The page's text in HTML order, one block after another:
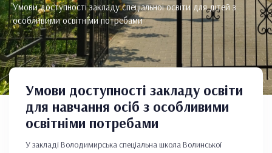
Умови доступності закладу спеціальної освіти для дітей з
особливими освітніми потребами
Умови доступності закладу освіти
для навчання осіб з особливими
освітніми потребами
У закладі Володимирська спеціальна школа Волинської